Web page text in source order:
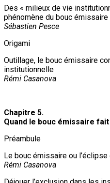
Des « milieux de vie
phénomène du bouc émissaire
Sébastien Pesce
Origami
Outillage, le bouc émissaire
institutionnelle
Rémi Casanova
Chapitre 5.
Quand le bouc émissaire
Préambule
Le bouc émissaire ou l’éclipse
Rémi Casanova